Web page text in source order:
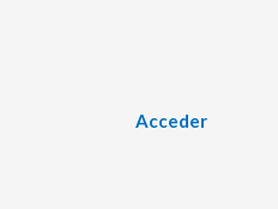
Acceder